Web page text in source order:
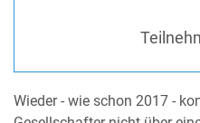
Wieder - wie schon 2017 -